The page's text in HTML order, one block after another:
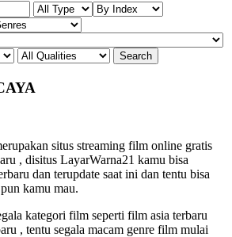
situs streaming film online gratis
, disitus LayarWarna21 kamu bisa
dan terupdate saat ini dan tentu bisa
kamu mau.
kategori film seperti film asia terbaru
, tentu segala macam genre film mulai